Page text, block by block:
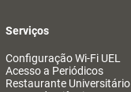
Serviços
Configuração Wi-Fi UEL
Acesso a Periódicos
Restaurante Universitário